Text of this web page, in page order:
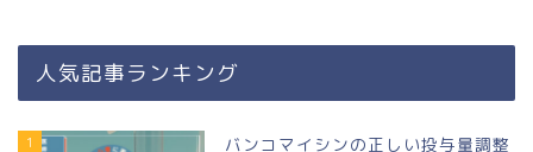
人気記事ランキング
1
バンコマイシンの正しい投与量調整